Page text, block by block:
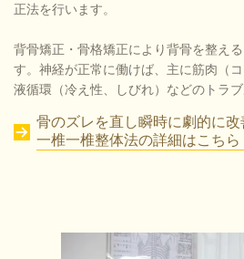
正法を行います。
背骨矯正・骨格矯正により背骨を整え
す。神経が正常に働けば、主に筋肉（
液循環（冷え性、しびれ）などのトラ
骨のズレを直し瞬時に劇的に
一椎一椎整体法の詳細はこちら